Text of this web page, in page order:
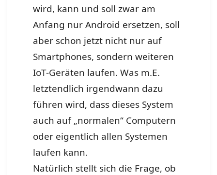
wird, kann und soll zwar am
Anfang nur Android ersetzen, soll
aber schon jetzt nicht nur auf
Smartphones, sondern weiteren
IoT-Geräten laufen. Was m.E.
letztendlich irgendwann dazu
führen wird, dass dieses System
auch auf „normalen“ Computern
oder eigentlich allen Systemen
laufen kann.
Natürlich stellt sich die Frage, ob